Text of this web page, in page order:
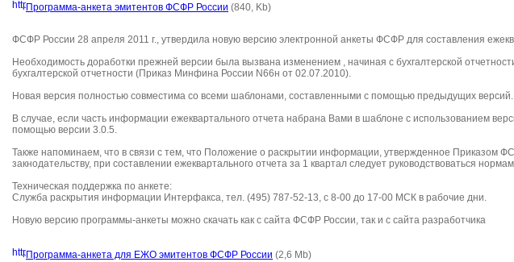
Программа-анкета эмитентов ФСФР России (840, Kb)
ФСФР России 28 апреля 2011 г., утвердила новую версию электронной анкеты ФСФР для составления
Необходимость доработки прежней версии была вызвана изменением , начиная с бухгалтерской
бухгалтерской отчетности (Приказ Минфина России N66н от 02.07.2010).
Новая версия полностью совместима со всеми шаблонами, составленными с помощью предыдущих версий.
В случае, если часть информации ежеквартального отчета набрана Вами в шаблоне с использованием
помощью версии 3.0.5.
Также напоминаем, что в связи с тем, что Положение о раскрытии информации, утвержденное Приказом
закнодательству, при составлении ежеквартального отчета за 1 квартал следует руководствоваться
Техническая поддержка по анкете:
Служба раскрытия информации Интерфакса, тел. (495) 787-52-13, с 8-00 до 17-00 МСК в рабочие дни.
Новую версию программы-анкеты можно скачать как с сайта ФСФР России, так и с сайта разработчика
Программа-анкета для ЕЖО эмитентов ФСФР России (2,6 M b)